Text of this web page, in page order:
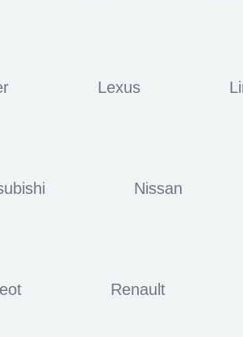
Lexus
Nissan
Renault